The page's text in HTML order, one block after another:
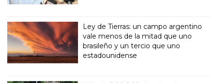
Ley de Tierras: un campo argentino
vale menos de la mitad que uno
brasileño y un tercio que uno
estadounidense